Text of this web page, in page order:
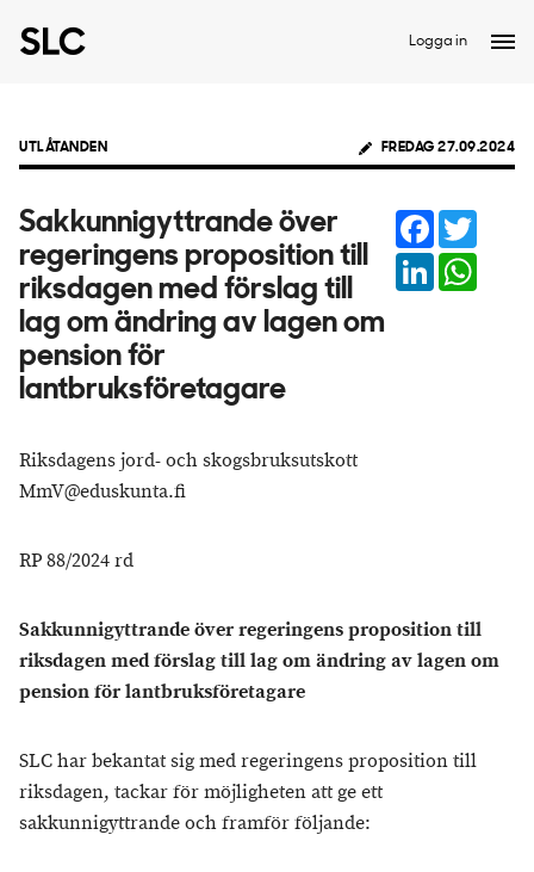
Logga in
UTLÅTANDEN FREDAG 27.09.2024
Sakkunnigyttrande över
regeringens proposition till
riksdagen med förslag till
lag om ändring av lagen om
pension för
lantbruksföretagare
Facebook
LinkedIn
Riksdagens jord- och skogsbruksutskott
MmV@eduskunta.fi
RP 88/2024 rd
Sakkunnigyttrande över regeringens proposition till
riksdagen med förslag till lag om ändring av lagen om
pension för lantbruksföretagare
SLC har bekantat sig med regeringens proposition till
riksdagen, tackar för möjligheten att ge ett
sakkunnigyttrande och framför följande: